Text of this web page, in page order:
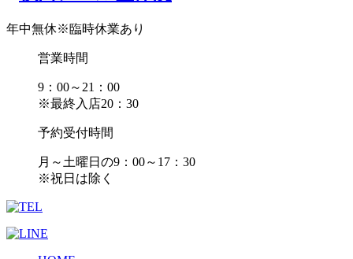
年中無休※臨時休業あり
営業時間
9：00～21：00
※最終入店20：30
予約受付時間
月～土曜日の9：00～17：30
※祝日は除く